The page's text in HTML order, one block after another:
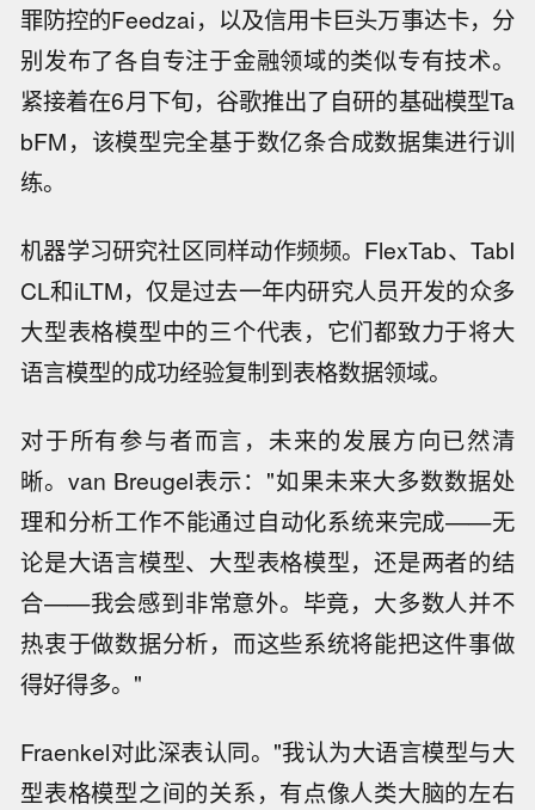
罪防控的Feedzai，以及信用卡巨头万事达卡，分
别发布了各自专注于金融领域的类似专有技术。
紧接着在6月下旬，谷歌推出了自研的基础模型Ta
bFM，该模型完全基于数亿条合成数据集进行训
练。
机器学习研究社区同样动作频频。FlexTab、TabI
CL和iLTM，仅是过去一年内研究人员开发的众多
大型表格模型中的三个代表，它们都致力于将大
语言模型的成功经验复制到表格数据领域。
对于所有参与者而言，未来的发展方向已然清
晰。van Breugel表示："如果未来大多数数据处
理和分析工作不能通过自动化系统来完成——无
论是大语言模型、大型表格模型，还是两者的结
合——我会感到非常意外。毕竟，大多数人并不
热衷于做数据分析，而这些系统将能把这件事做
得好得多。"
Fraenkel对此深表认同。"我认为大语言模型与大
型表格模型之间的关系，有点像人类大脑的左右